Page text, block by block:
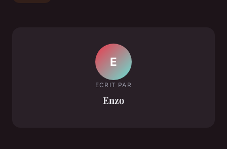
E
ECRIT PAR
Enzo